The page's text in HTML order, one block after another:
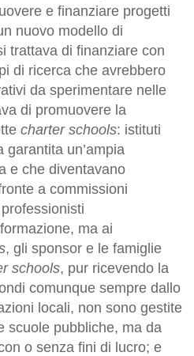
e finanziare progetti
nuovo modello di
trattava di finanziare con
di ricerca che avrebbero
da sperimentare nelle
di promuovere la
charter schools: istituti
un’ampia
e che diventavano
a commissioni
ma ai
, gli sponsor e le famiglie
schools, pur ricevendo la
comunque sempre dallo
locali, non sono gestite
scuole pubbliche, ma da
o senza fini di lucro; e